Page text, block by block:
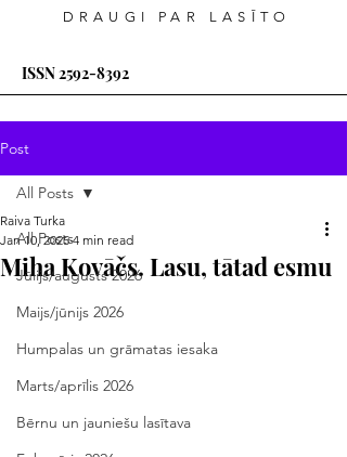
DRAUGI PAR LASĪTO
ISSN2592-8392
Post
All Posts
Jūlijs/augusts 2026
Maijs/jūnijs 2026
Humpalas un grāmatas iesaka
Marts/aprīlis 2026
Bērnu un jauniešu lasītava
All Posts
Miha Kovāčs. Lasu, tātad esmu
Raiva Turka
Jan 10, 2025 4 min read